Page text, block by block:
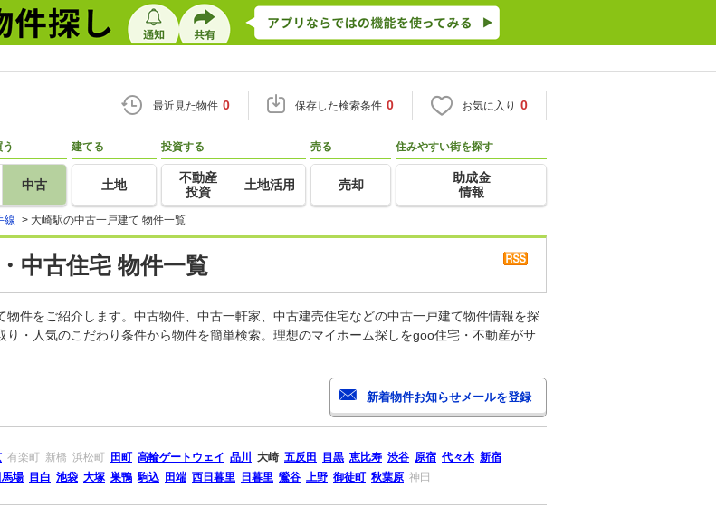
最近見た物件 0 保存した検索条件 0 お気に入り 0
中古
建てる
土地
投資する
不動産
投資
土地活用
売る
売却
住みやすい街を探す
助成金
情報
線 > 大崎駅の中古一戸建て 物件一覧
中古住宅 物件一覧
件をご紹介します。中古物件、中古一軒家、中古建売住宅などの中古一戸建て物件情報を探
・人気のこだわり条件から物件を簡単検索。理想のマイホーム探しをgoo住宅・不動産がサ
有楽町 新橋 浜松町 田町 高輪ゲートウェイ 品川 大崎 五反田 目黒 恵比寿 渋谷 原宿 代々木 新宿
場 目白 池袋 大塚 巣鴨 駒込 田端 西日暮里 日暮里 鶯谷 上野 御徒町 秋葉原 神田